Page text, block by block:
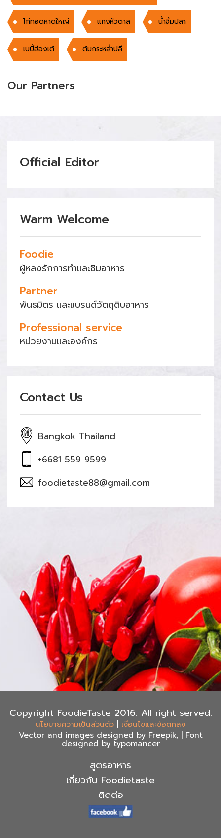
ไก่ทอดหาดใหญ่ แกงหัวตาล น้ำจิ้มปลา
เบบี้ฮ่องเต้ ต้มกระหล่ำปลี
Our Partners
Official Editor
Warm Welcome
Foodie
ผู้หลงรักการทำและชิมอาหาร
Partner
พันธมิตร และแบรนด์วัตถุดิบอาหาร
Professional service
หน่วยงานและองค์กร
Contact Us
Bangkok Thailand
+6681 559 9599
foodietaste88@gmail.com
Copyright FoodieTaste 2016. All right served.
นโยบายความเป็นส่วนตัว เงื่อนไขและข้อตกลง
Vector and images designed by Freepik, | Font
designed by typomancer
สูตรอาหาร
เกี่ยวกับ Foodietaste
ติดต่อ